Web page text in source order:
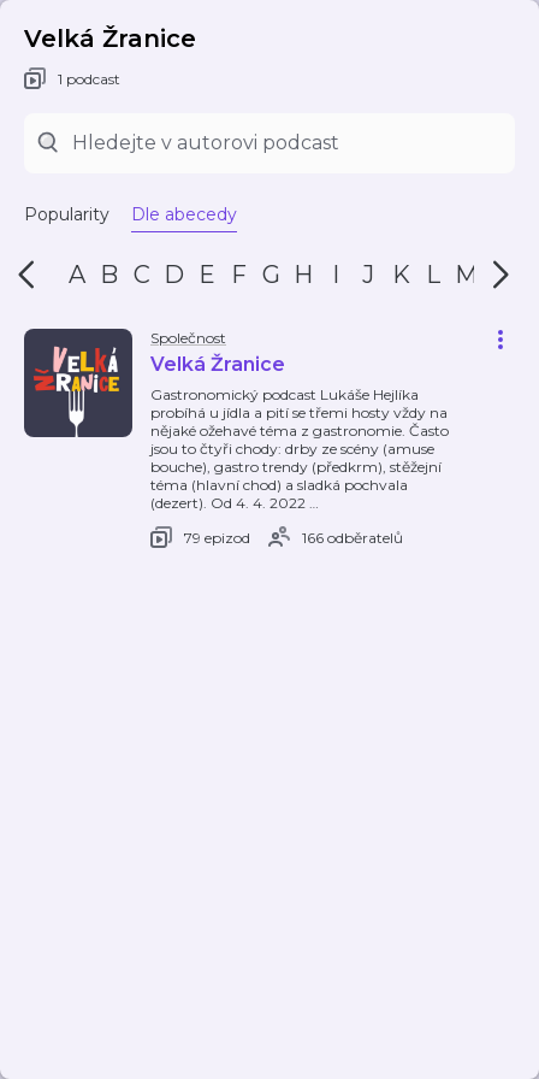
Velká Žranice
1 podcast
Popularity Dle abecedy
A B C D E F G H I J K L M N
Společnost
Velká Žranice
Gastronomický podcast Lukáše Hejlíka
probíhá u jídla a pití se třemi hosty vždy na
nějaké ožehavé téma z gastronomie. Často
jsou to čtyři chody: drby ze scény (amuse
bouche), gastro trendy (předkrm), stěžejní
téma (hlavní chod) a sladká pochvala
(dezert). Od 4. 4. 2022 …
79 epizod
166 odběratelů